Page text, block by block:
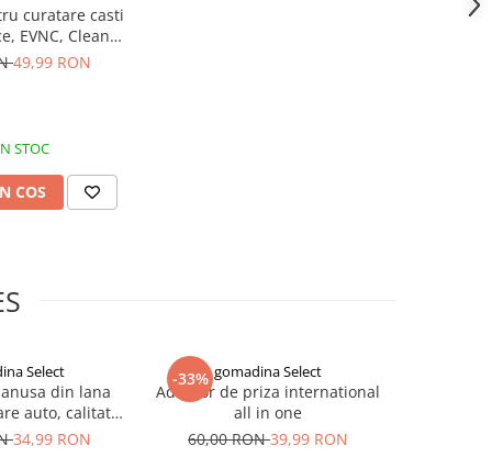
curatare casti
EVNC, Clean
Pen, alb
49,99 RON
STOC
COS
Select
din lana
auto, calitate
34,99 RON
-33% gomadina Select
Adaptor de priza international
all in one
60,00 RON39,99 RON